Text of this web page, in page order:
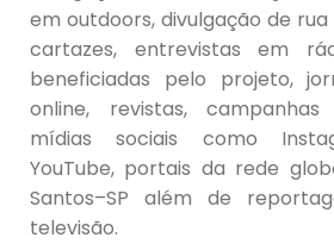
em outdoors, divulgação de
cartazes, entrevistas em
beneficiadas pelo projeto,
online, revistas,
mídias sociais como
YouTube, portais da rede
Santos–SP além de
televisão.